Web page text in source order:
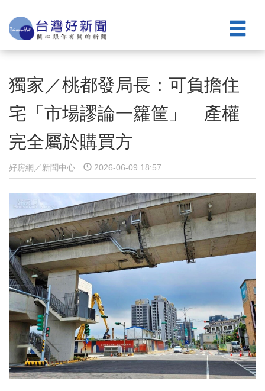
獨家／桃都發局長：可負擔住
宅「市場謬論一籮筐」 產權
完全屬於購買方
好房網／新聞中心 2026-06-09 18:57